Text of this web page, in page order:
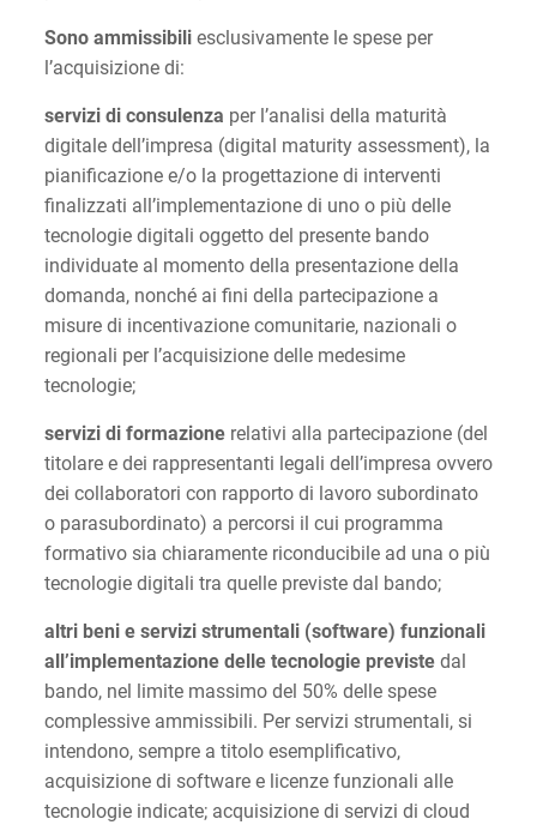
Sono ammissibiliesclusivamente le spese per
l’acquisizione di:
servizi di consulenza per l’analisi della maturità
digitale dell’impresa (digital maturity assessment), la
pianificazione e/o la progettazione di interventi
finalizzati all’implementazione di uno o più delle
tecnologie digitali oggetto del presente bando
individuate al momento della presentazione della
domanda, nonché ai fini della partecipazione a
misure di incentivazione comunitarie, nazionali o
regionali per l’acquisizione delle medesime
tecnologie;
servizi di formazionerelativi alla partecipazione (del
titolare e dei rappresentanti legali dell’impresa ovvero
dei collaboratori con rapporto di lavoro subordinato
o parasubordinato) a percorsi il cui programma
formativo sia chiaramente riconducibile ad una o più
tecnologie digitali tra quelle previste dal bando;
altri beni e servizi strumentali (software) funzionali
all’implementazione delle tecnologie previstedal
bando, nel limite massimo del 50% delle spese
complessive ammissibili. Per servizi strumentali, si
intendono, sempre a titolo esemplificativo,
acquisizione di software e licenze funzionali alle
tecnologie indicate; acquisizione di servizi di cloud